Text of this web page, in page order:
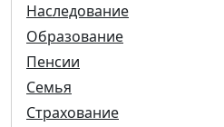
Наследование
Образование
Пенсии
Семья
Страхование